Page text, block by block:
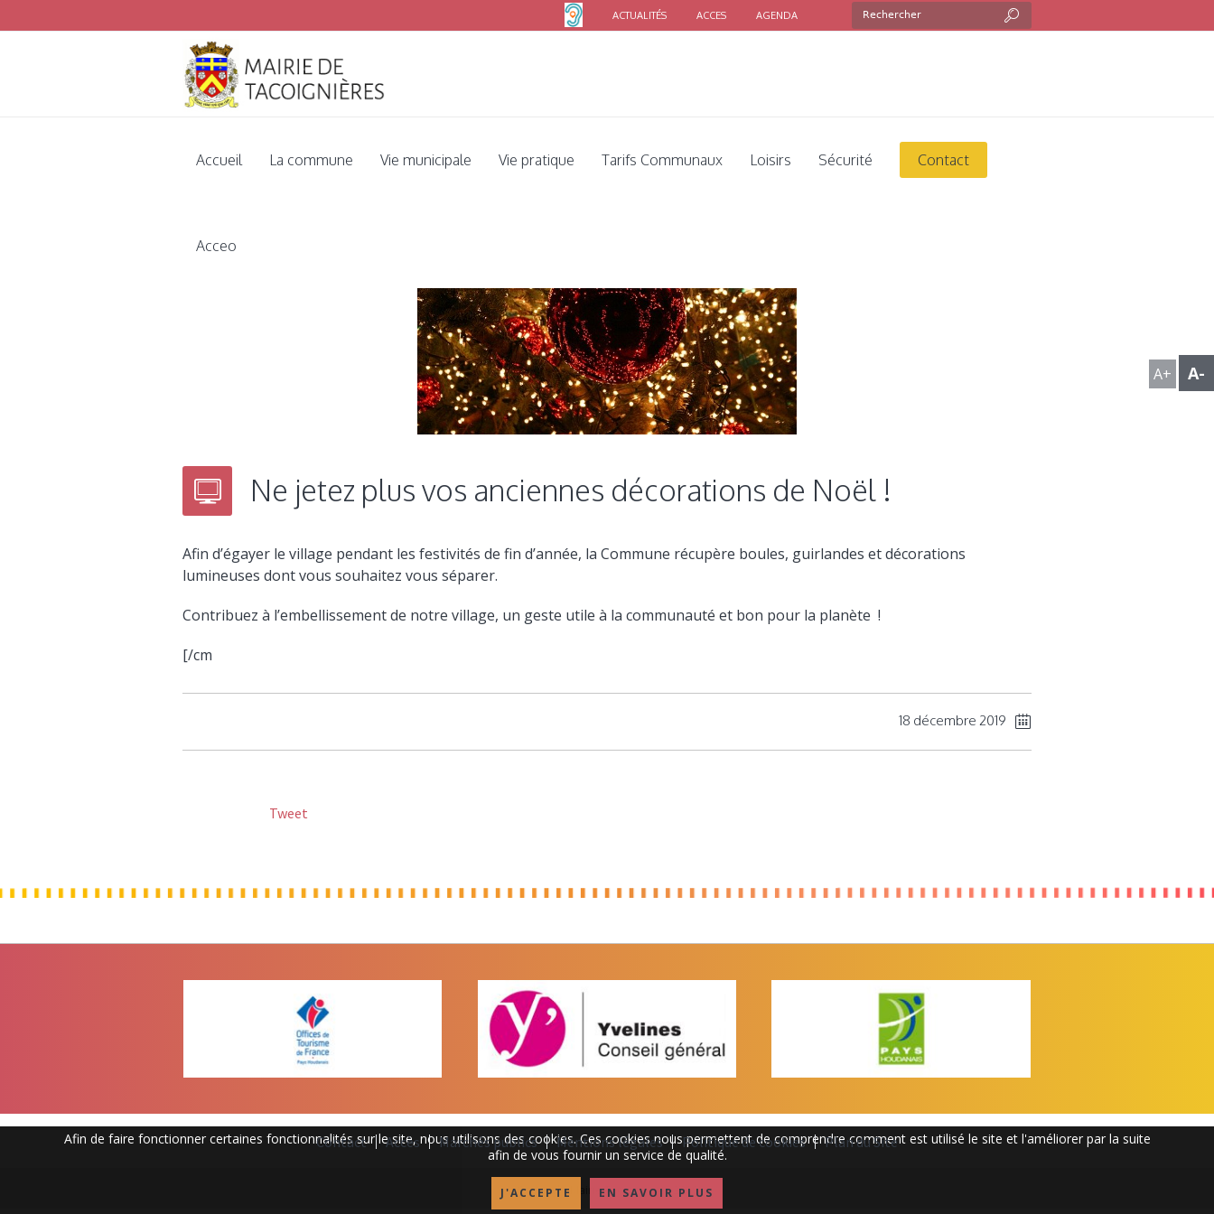
ACTUALITÉS ACCES AGENDA
Accueil La commune Vie municipale Vie pratique Tarifs Communaux Loisirs Sécurité Contact
Acceo
A+ A-
Ne jetez plus vos anciennes décorations de Noël !
Afin d’égayer le village pendant les festivités de fin d’année, la Commune récupère boules, guirlandes et décorations
lumineuses dont vous souhaitez vous séparer.
Contribuez à l’embellissement de notre village, un geste utile à la communauté et bon pour la planète !
[/cm
18 décembre 2019
Tweet
Contact Accès Marchés publics Mentions légales Politique de cookies Plan du Site
Copyright Mairie Tacoignières 2019
Afin de faire fonctionner certaines fonctionnalités sur le site, nous utilisons des cookies. Ces cookies nous permettent de comprendre comment est utilisé le site et l'améliorer par la suite
afin de vous fournir un service de qualité.
J'ACCEPTE EN SAVOIR PLUS